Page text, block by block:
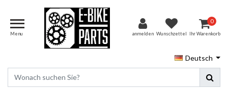
Menu anmelden Wunschzettel
0
Ihr Warenkorb
Deutsch